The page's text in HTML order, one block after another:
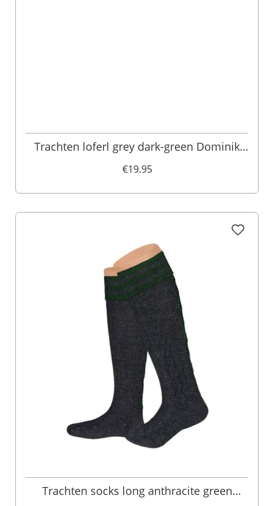
Trachten loferl grey dark-green Dominik
€19.95
Trachten socks long anthracite green